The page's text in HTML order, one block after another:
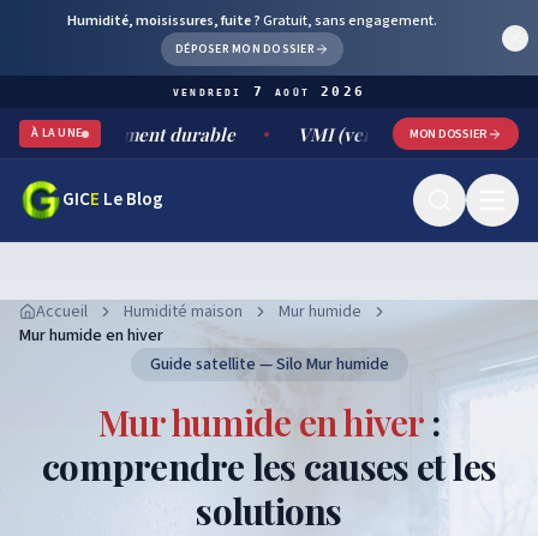
Humidité, moisissures, fuite ?Gratuit, sans engagement.
DÉPOSER MON DOSSIER
vendredi 7 août 2026
À LA UNE durable VMI (ventilation mécanique par
MON DOSSIER
GICE Le Blog
Accueil Humidité maison
Mur humide
Mur humide en hiver
Guide satellite — Silo Mur humide
Mur humide en hiver:
comprendre les causes et les
solutions